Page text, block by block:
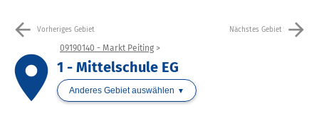
arrow_back Vorheriges Gebiet Nächstes Gebiet arrow_forward
place
09190140 - Markt Peiting
1 - Mittelschule EG
Anderes Gebiet auswählen